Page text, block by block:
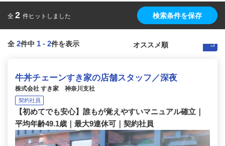
全 2 件ヒットしました 検索条件を保存
全 2件中 1 - 2件を表示
牛丼チェーンすき家の店舗スタッフ／深夜
株式会社 すき家 神奈川支社
契約社員
【初めてでも安心】誰もが覚えやすいマニュアル確立｜
平均年齢49.1歳｜最大9連休可｜契約社員